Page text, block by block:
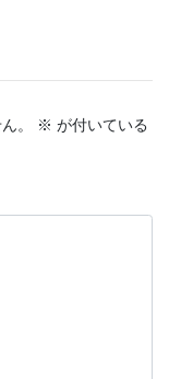
。 ※ が付いている